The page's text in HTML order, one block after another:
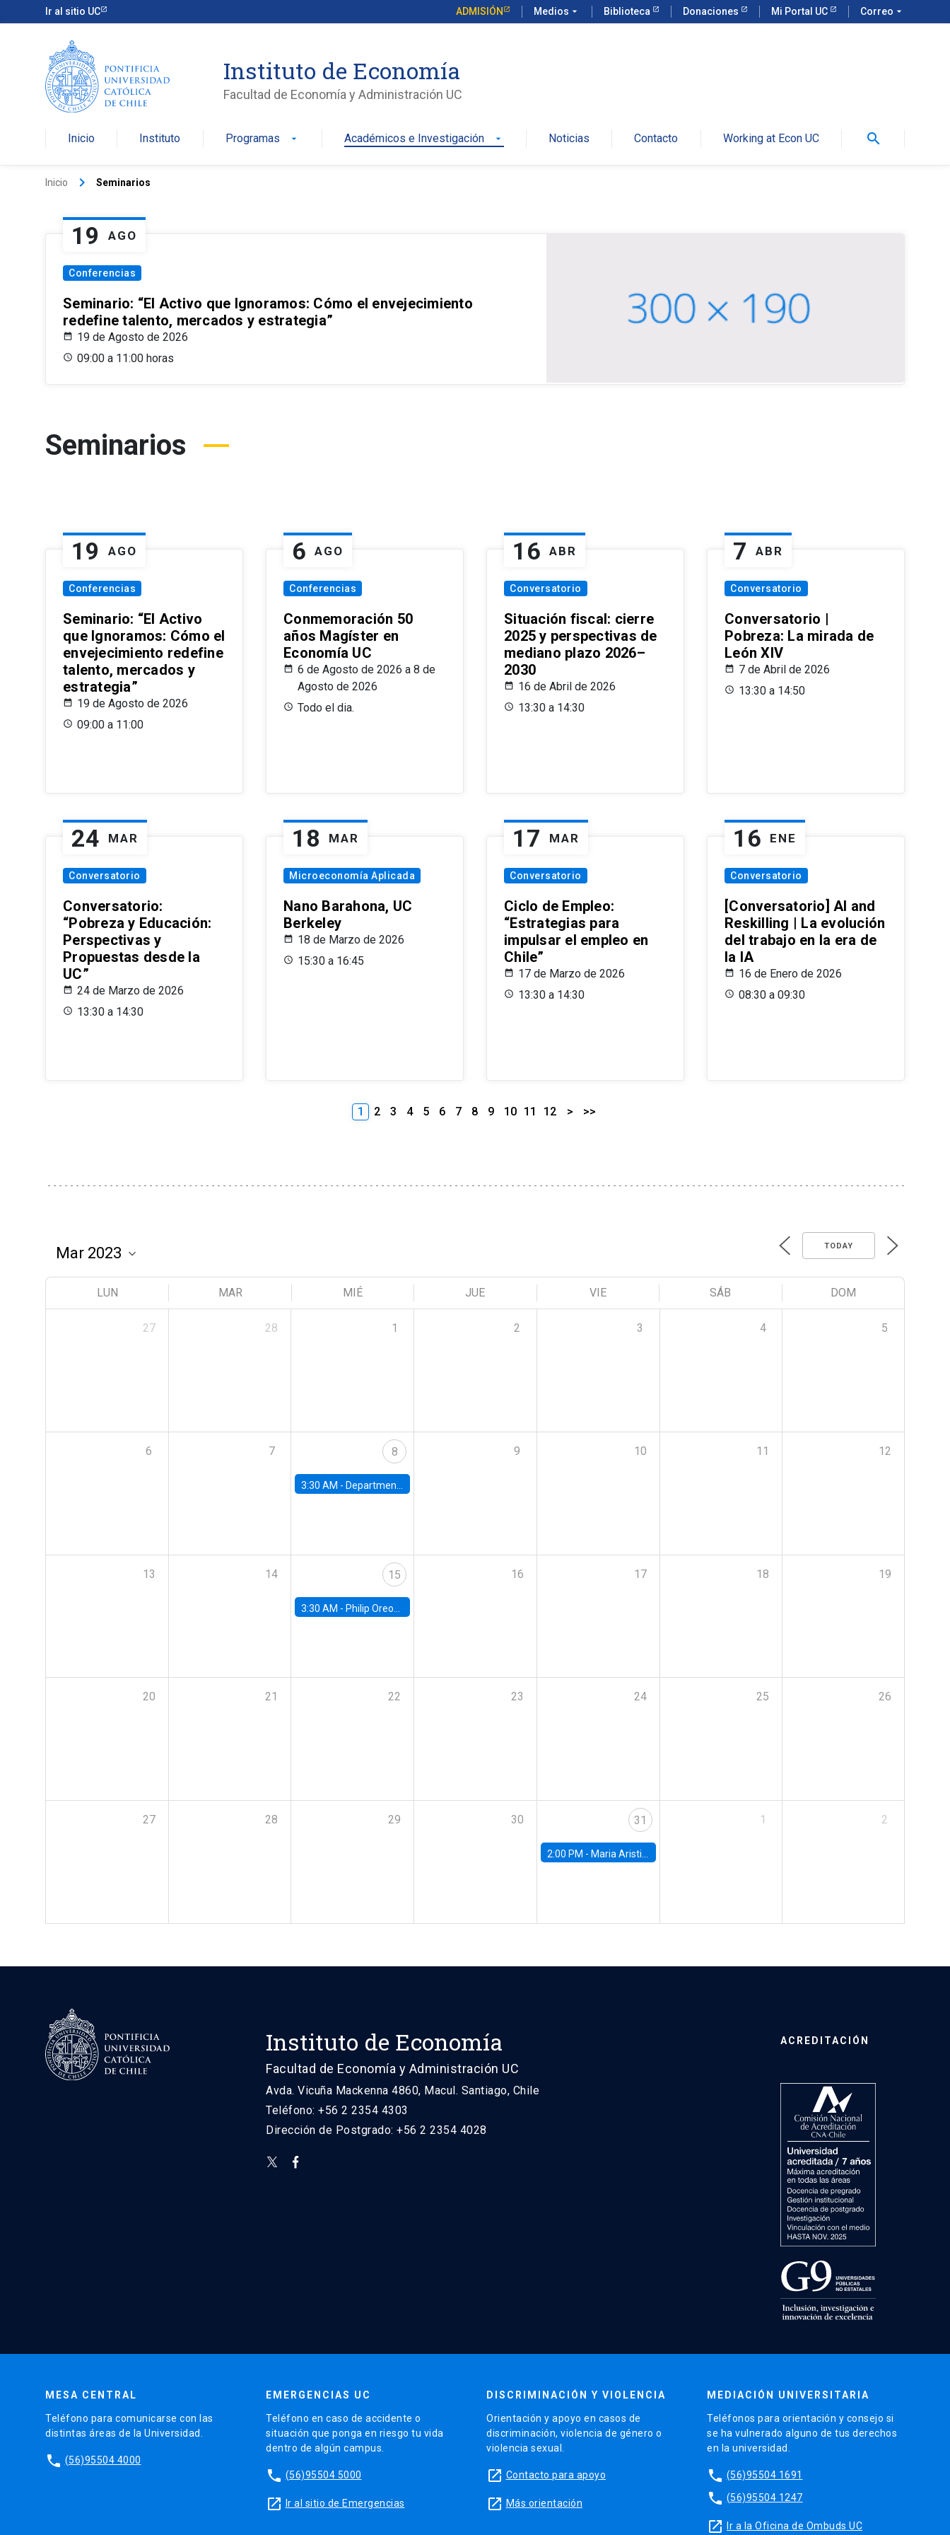
Ir al sitio UC ADMISIÓN Medios arrow_drop_down Biblioteca Donaciones Mi Portal UC Correo arrow_drop_down
Instituto de Economía
Facultad de Economía y Administración UC
Inicio Instituto Programas arrow_drop_down Académicos e Investigación arrow_drop_down Noticias Contacto Working at Econ UC search
Inicio keyboard_arrow_right Seminarios
19 AGO
Conferencias
Seminario: “El Activo que Ignoramos: Cómo el envejecimiento
redefine talento, mercados y estrategia”
19 de Agosto de 2026
09:00 a 11:00 horas
Seminarios
19 AGO
Conferencias
Seminario: “El Activo
que Ignoramos: Cómo el
envejecimiento redefine
talento, mercados y
estrategia”
19 de Agosto de 2026
09:00 a 11:00
6 AGO
Conferencias
Conmemoración 50
años Magíster en
Economía UC
6 de Agosto de 2026 a 8 de
Agosto de 2026
Todo el dia.
16 ABR
Conversatorio
Situación fiscal: cierre
2025 y perspectivas de
mediano plazo 2026–
2030
16 de Abril de 2026
13:30 a 14:30
7 ABR
Conversatorio
Conversatorio |
Pobreza: La mirada de
León XIV
7 de Abril de 2026
13:30 a 14:50
24 MAR
Conversatorio
Conversatorio:
“Pobreza y Educación:
Perspectivas y
Propuestas desde la
UC”
24 de Marzo de 2026
13:30 a 14:30
18 MAR
Microeconomía Aplicada
Nano Barahona, UC
Berkeley
18 de Marzo de 2026
15:30 a 16:45
17 MAR
Conversatorio
Ciclo de Empleo:
“Estrategias para
impulsar el empleo en
Chile”
17 de Marzo de 2026
13:30 a 14:30
16 ENE
Conversatorio
[Conversatorio] AI and
Reskilling | La evolución
del trabajo en la era de
la IA
16 de Enero de 2026
08:30 a 09:30
1 2 3 4 5 6 7 8 9 10 11 12 > >>
TODAY
LUN MAR MIÉ JUE VIE SÁB DOM
27 28 1 2 3 4 5
6 7 8
3:30 AM - Department Seminar: James Robinson
9 10 11 12
13 14 15
3:30 AM - Philip Oreopolous, University of Toronto
16 17 18 19
20 21 22 23 24 25 26
27 28 29 30 31
2:00 PM - Maria Aristizabal-Ramirez, FED Board
1 2
Instituto de Economía
Facultad de Economía y Administración UC
Avda. Vicuña Mackenna 4860, Macul. Santiago, Chile
Teléfono: +56 2 2354 4303
Dirección de Postgrado: +56 2 2354 4028
ACREDITACIÓN
MESA CENTRAL
Teléfono para comunicarse con las
distintas áreas de la Universidad.
phone (56)95504 4000
EMERGENCIAS UC
Teléfono en caso de accidente o
situación que ponga en riesgo tu vida
dentro de algún campus.
phone (56)95504 5000
launch Ir al sitio de Emergencias
DISCRIMINACIÓN Y VIOLENCIA
Orientación y apoyo en casos de
discriminación, violencia de género o
violencia sexual.
launch Contacto para apoyo
launch Más orientación
MEDIACIÓN UNIVERSITARIA
Teléfonos para orientación y consejo si
se ha vulnerado alguno de tus derechos
en la universidad.
phone (56)95504 1691
phone (56)95504 1247
launch Ir a la Oficina de Ombuds UC